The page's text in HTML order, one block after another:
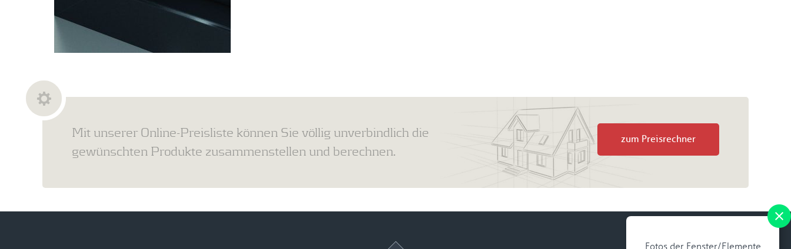
Fotos der Fenster/Elemente
Mit unserer Online-Preisliste können Sie völlig unverbindlich die
gewünschten Produkte zusammenstellen und berechnen.
zum Preisrechner